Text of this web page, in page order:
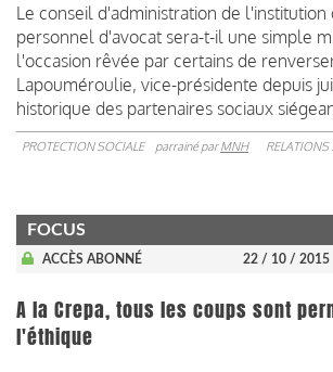
Le conseil d'administration de
personnel d'avocat sera-t-il une simple
l'occasion rêvée par certains de
Lapouméroulie, vice-présidente depuis
historique des partenaires sociaux
PROTECTION SOCIALE parrainé parMNH RELATIONS
FOCUS
ACCÈS ABONNÉ 22 / 10 / 2015
A la Crepa, tous les coups sont
l'éthique